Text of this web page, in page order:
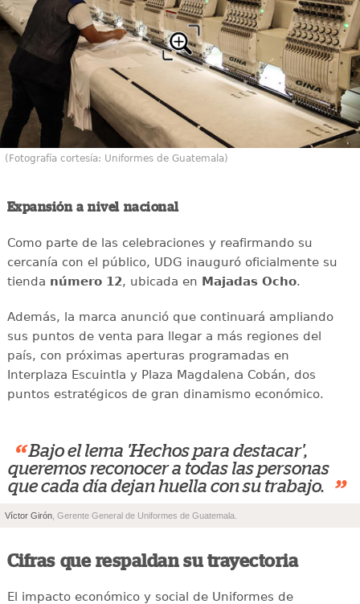
(Fotografía cortesía: Uniformes de Guatemala)
Expansión a nivel nacional
Como parte de las celebraciones y reafirmando su
cercanía con el público, UDG inauguró oficialmente su
tienda número 12, ubicada en Majadas Ocho.
Además, la marca anunció que continuará ampliando
sus puntos de venta para llegar a más regiones del
país, con próximas aperturas programadas en
Interplaza Escuintla y Plaza Magdalena Cobán, dos
puntos estratégicos de gran dinamismo económico.
“ Bajo el lema 'Hechos para destacar',
queremos reconocer a todas las personas
que cada día dejan huella con su trabajo.
”
Víctor Girón , Gerente General de Uniformes de Guatemala.
Cifras que respaldan su trayectoria
El impacto económico y social de Uniformes de